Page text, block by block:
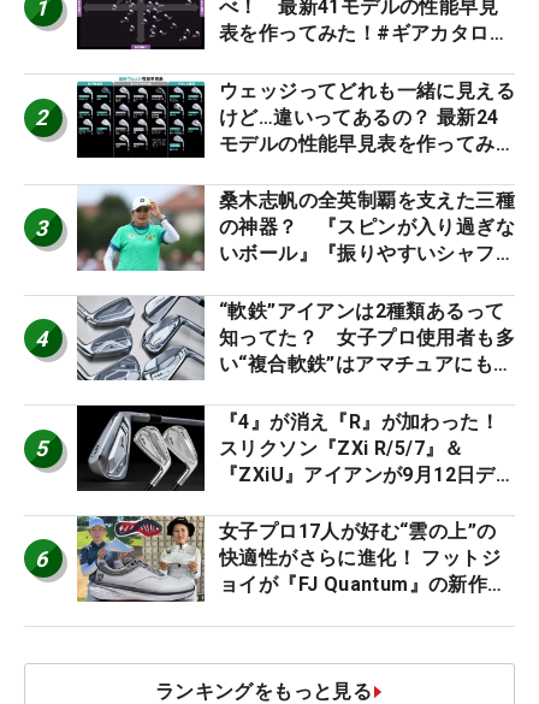
1
べ！ 最新41モデルの性能早見
表を作ってみた！#ギアカタログ
2
ウェッジってどれも一緒に見える
けど…違いってあるの？ 最新24
モデルの性能早見表を作ってみ
3
桑木志帆の全英制覇を支えた三種
の神器？ 『スピンが入り過ぎな
いボール』『振りやすいシャフ
ー』 #女子プロセッティング
4
“軟鉄”アイアンは2種類あるって
知ってた？ 女子プロ使用者も多
い“複合軟鉄”はアマチュアにもオ
5
『4』が消え『R』が加わった！
スリクソン『ZXi R/5/7』＆
『ZXiU』アイアンが9月12日デ
6
女子プロ17人が好む“雲の上”の
快適性がさらに進化！ フットジ
ョイが『FJ Quantum』の新作を
ランキングをもっと見る